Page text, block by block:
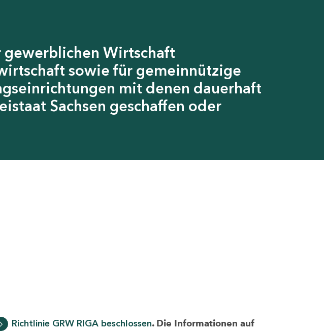
Wirtschaft
sowie für gemeinnützige
mit denen dauerhaft
Sachsen geschaffen oder
Richtlinie GRW RIGA beschlossen. Die Informationen auf